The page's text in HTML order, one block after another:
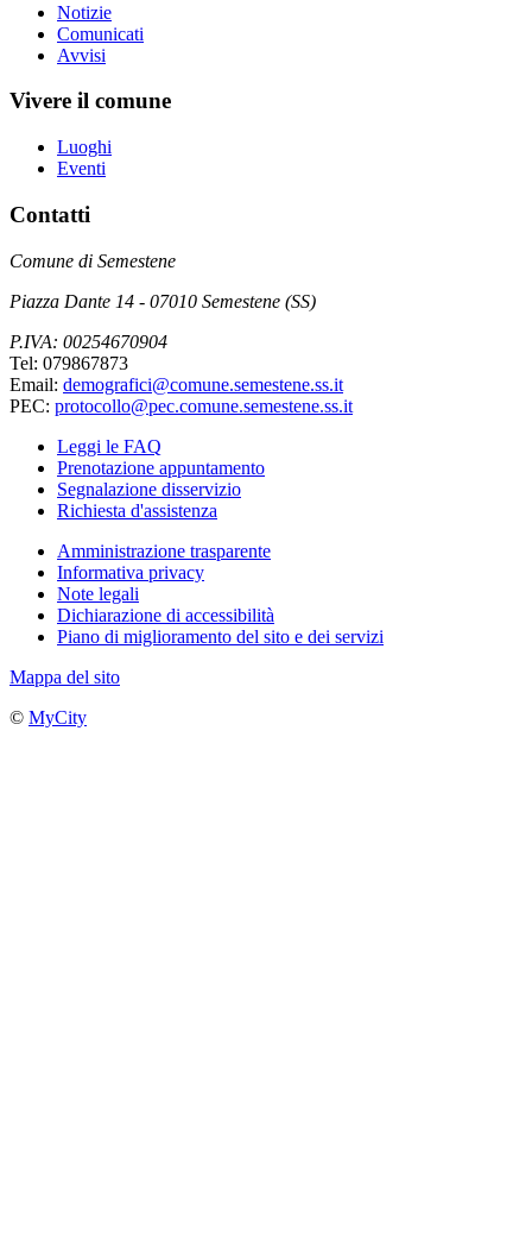
Notizie
Comunicati
Avvisi
Vivere il comune
Luoghi
Eventi
Contatti
Comune di Semestene
Piazza Dante 14 - 07010 Semestene (SS)
P.IVA: 00254670904
Tel: 079867873
Email: demografici@comune.semestene.ss.it
PEC: protocollo@pec.comune.semestene.ss.it
Leggi le FAQ
Prenotazione appuntamento
Segnalazione disservizio
Richiesta d'assistenza
Amministrazione trasparente
Informativa privacy
Note legali
Dichiarazione di accessibilità
Piano di miglioramento del sito e dei servizi
Mappa del sito
© MyCity